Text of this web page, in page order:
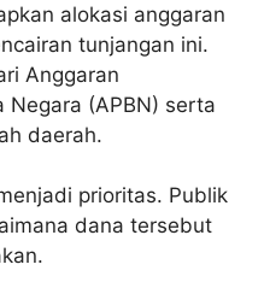
alokasi anggaran
tunjangan ini.
Anggaran
Negara (APBN) serta
daerah.
prioritas. Publik
dana tersebut